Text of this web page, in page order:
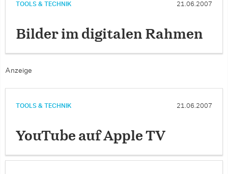
TOOLS & TECHNIK 21.06.2007
Bilder im digitalen Rahmen
Anzeige
TOOLS & TECHNIK 21.06.2007
YouTube auf Apple TV